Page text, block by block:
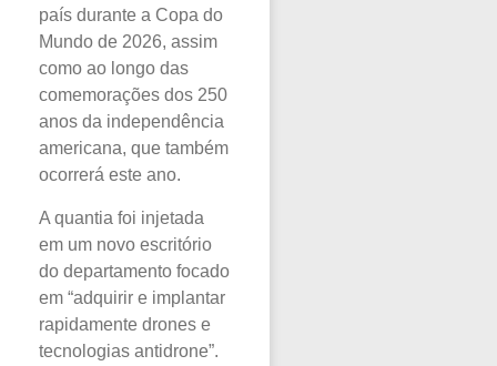
país durante a Copa do
Mundo de 2026, assim
como ao longo das
comemorações dos 250
anos da independência
americana, que também
ocorrerá este ano.
A quantia foi injetada
em um novo escritório
do departamento focado
em “adquirir e implantar
rapidamente drones e
tecnologias antidrone”.